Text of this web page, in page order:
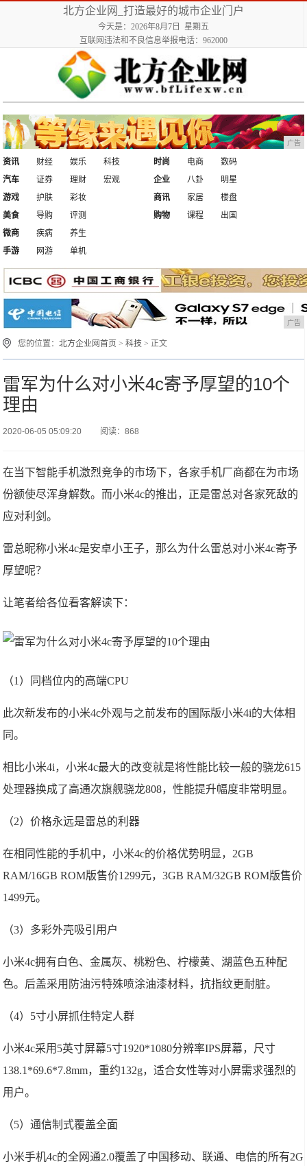
北方企业网_打造最好的城市企业门户
今天是：2026年8月7日 星期五
互联网违法和不良信息举报电话：962000
广告
资讯 财经 娱乐
科技
汽车
证券 理财 宏观
时尚 电商
数码
企业
八卦
明星
游戏
护肤
彩妆
美食
导购 评测
商讯 家居
楼盘
购物
课程
出国
微商
疾病
养生
手游
网游 单机
广告
您的位置：北方企业网首页 >科技 > 正文
雷军为什么对小米4c寄予厚望的10个
理由
2020-06-05 05:09:20 阅读：868
在当下智能手机激烈竞争的市场下，各家手机厂商都在为市场
份额使尽浑身解数。而小米4c的推出，正是雷总对各家死敌的
应对利剑。
雷总昵称小米4c是安卓小王子，那么为什么雷总对小米4c寄予
厚望呢？
让笔者给各位看客解读下：
（1）同档位内的高端CPU
此次新发布的小米4c外观与之前发布的国际版小米4i的大体相
同。
相比小米4i，小米4c最大的改变就是将性能比较一般的骁龙615
处理器换成了高通次旗舰骁龙808，性能提升幅度非常明显。
（2）价格永远是雷总的利器
在相同性能的手机中，小米4c的价格优势明显，2GB
RAM/16GB ROM版售价1299元，3GB RAM/32GB ROM版售价
1499元。
（3）多彩外壳吸引用户
小米4c拥有白色、金属灰、桃粉色、柠檬黄、湖蓝色五种配
色。后盖采用防油污特殊喷涂油漆材料，抗指纹更耐脏。
（4）5寸小屏抓住特定人群
小米4c采用5英寸屏幕5寸1920*1080分辨率IPS屏幕，尺寸
138.1*69.6*7.8mm，重约132g，适合女性等对小屏需求强烈的
用户。
（5）通信制式覆盖全面
小米手机4c的全网通2.0覆盖了中国移动、联通、电信的所有2G